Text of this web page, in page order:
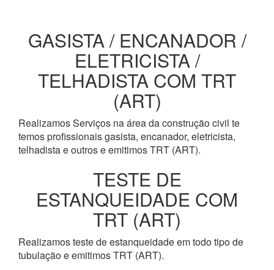
GASISTA / ENCANADOR /
ELETRICISTA /
TELHADISTA COM TRT
(ART)
Realizamos Serviços na área da construção civil te
temos profissionais gasista, encanador, eletricista,
telhadista e outros e emitimos TRT (ART).
TESTE DE
ESTANQUEIDADE COM
TRT (ART)
Realizamos teste de estanqueidade em todo tipo de
tubulação e emitimos TRT (ART).